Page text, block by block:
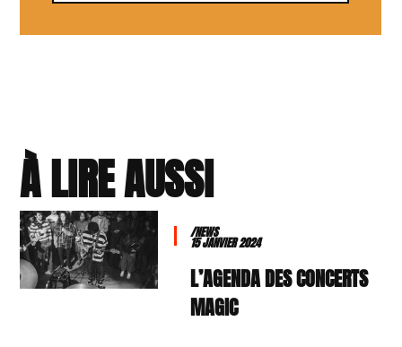
À LIRE AUSSI
/NEWS
15 JANVIER 2024
L’AGENDA DES CONCERTS
MAGIC